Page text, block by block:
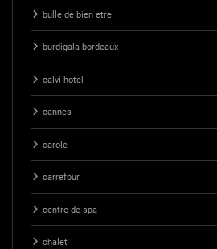
bulle de bien etre
burdigala bordeaux
calvi hotel
cannes
carole
carrefour
centre de spa
chalet